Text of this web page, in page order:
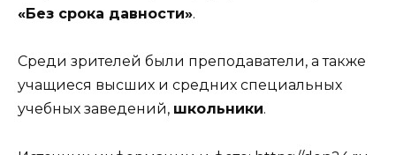
«Без срока давности».
Среди зрителей были преподаватели, а также
учащиеся высших и средних специальных
учебных заведений, школьники.